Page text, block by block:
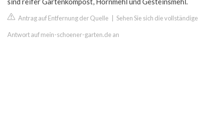
Antrag auf Entfernung der Quelle Sehen Sie sich die vollständige
Antwort auf mein-schoener-garten.de an